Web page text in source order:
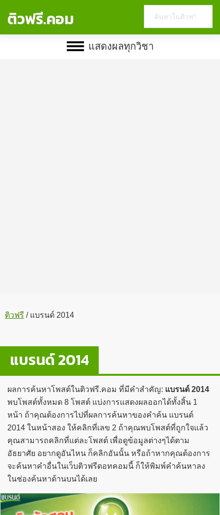
ติวฟรี.คอม
website
แสดงผลทุกวิชา
ติวฟรี /แบรนด์ 2014
แบรนด์ 2014
ผลการค้นหาโพสต์ในติวฟรี.คอม ที่มีคำสำคัญ: แบรนด์ 2014
พบโพสต์ทั้งหมด 8 โพสต์ แบ่งการแสดงผลออกได้ทั้งสิ้น 1
หน้า ถ้าคุณต้องการไปที่ผลการค้นหาของคำค้น แบรนด์
2014 ในหน้าสอง ให้คลิกที่เลข 2 ถ้าคุณพบโพสต์ที่ถูกใจแล้ว
คุณสามารถคลิกที่แต่ละโพสต์ เพื่อดูข้อมูลต่างๆได้ตาม
อัธยาศัย อยากดูอันไหน ก็คลิกอันนั้น หรือถ้าหากคุณต้องการ
จะค้นหาคำอื่นในเว็บติวฟรีดอทคอมนี้ ก็ให้พิมพ์คำค้นหาลง
ในช่องค้นหาด้านบนได้เลย